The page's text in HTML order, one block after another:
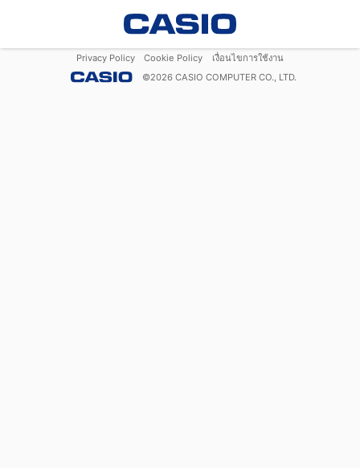
Privacy Policy Cookie Policy
เงื่อนไขการใช้งาน
©2026 CASIO COMPUTER CO., LTD.